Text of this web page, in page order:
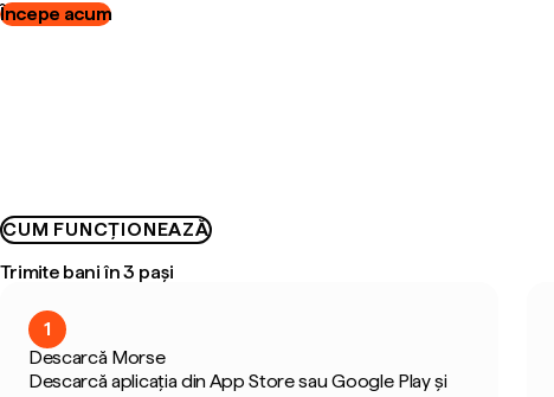
Începe acum
CUM FUNCȚIONEAZĂ
Trimite bani în 3 pași
1
Descarcă Morse
Descarcă aplicația din App Store sau Google Play și